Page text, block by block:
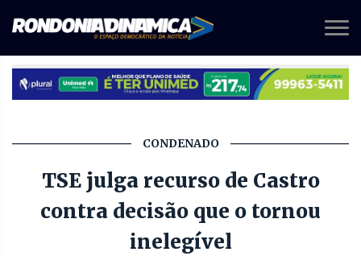
CONDENADO
TSE julga recurso de Castro
contra decisão que o tornou
inelegível